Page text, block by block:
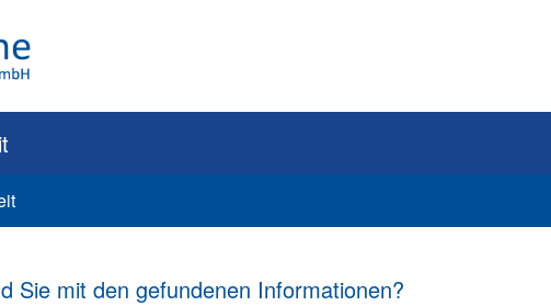
Sie mit den gefundenen Informationen?